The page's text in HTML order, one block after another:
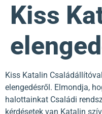
Kiss
Kiss Katalin
elengedésről. Elmondja,
halottainkat Családi
kérdésetek van Katalin